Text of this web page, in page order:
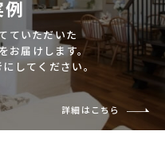
ていただいた
お届けします。
してください。
詳細はこちら